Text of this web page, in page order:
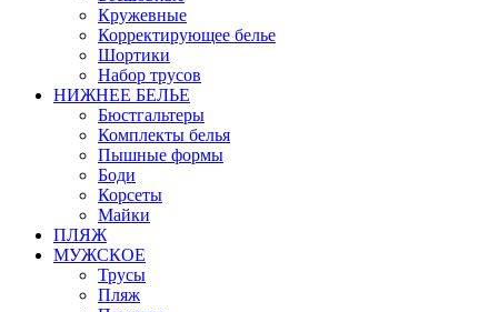
Кружевные
Корректирующее белье
Шортики
Набор трусов
НИЖНЕЕ БЕЛЬЕ
Бюстгальтеры
Комплекты белья
Пышные формы
Боди
Корсеты
Майки
ПЛЯЖ
МУЖСКОЕ
Трусы
Пляж